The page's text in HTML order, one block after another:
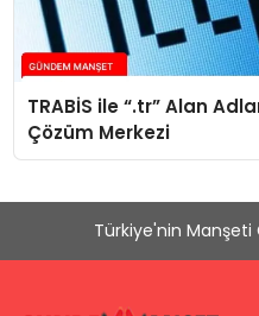
TRABİS ile “.tr” Alan
Çözüm Merkezi
Türkiye'nin